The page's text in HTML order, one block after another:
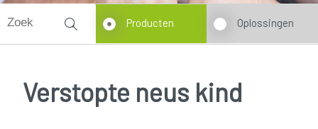
Producten Oplossingen
Verstopte neus kind